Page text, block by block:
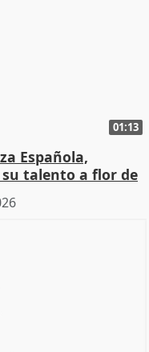
01:13
Española,
talento a flor de